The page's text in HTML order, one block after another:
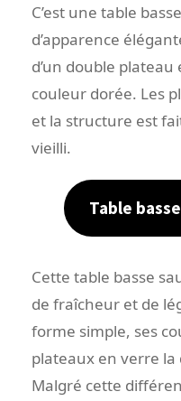
C’est une table
d’apparence
d’un double plateau
couleur dorée. Les
et la structure est
vieilli.
Table
Cette table basse
de fraîcheur et de
forme simple, ses
plateaux en verre
Malgré cette